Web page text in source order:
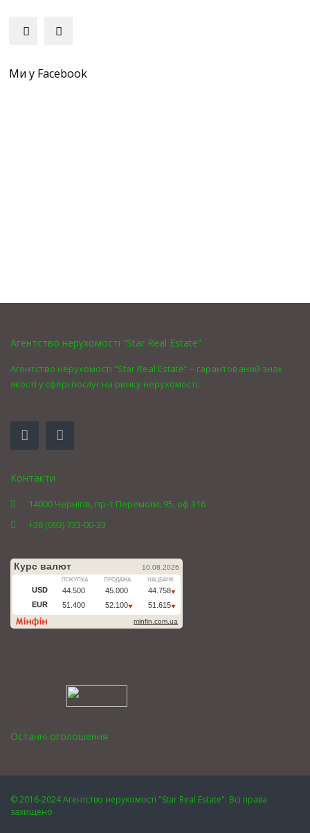
Ми у Facebook
Агентство нерухомості “Star Real Estate”
Агентство нерухомості “Star Real Estate” – гарантований знак
якості у сфері послуг на ринку нерухомості.
Контакти
14000 Чернігів, пр-т Перемоги, 95, оф 316
+38 (093) 733-00-33
Останні оголошення
© 2016-2024 Агентство нерухомості "Star Real Estate". Всі права
захищено